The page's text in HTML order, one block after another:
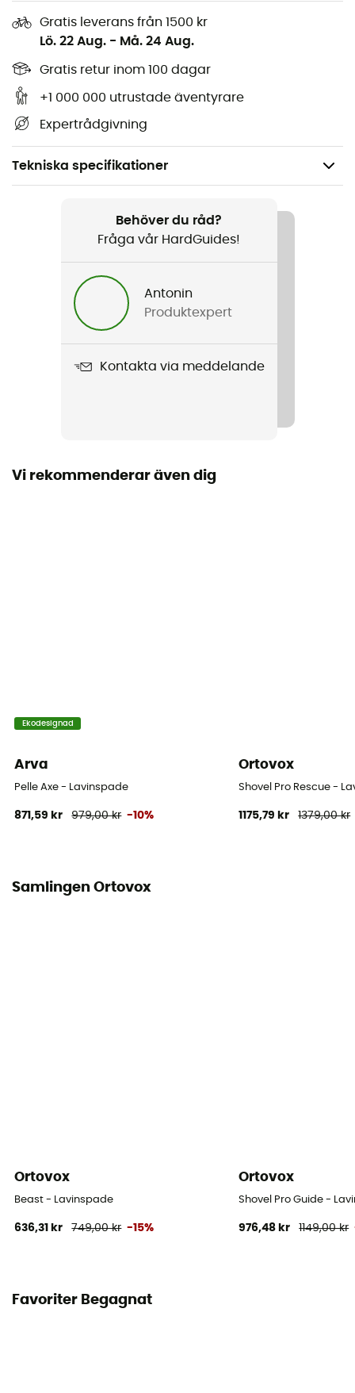
Gratis leverans från 1500 kr
Lö. 22 Aug. - Må. 24 Aug.
Gratis retur inom 100 dagar
+1 000 000 utrustade äventyrare
Expertrådgivning
Tekniska specifikationer
Vandring / Alpin Skidåkning / Touring Skidåkning / Ski
/ Längdskidåkning / Vintersporter
Herr / Dam
Behöver du råd?
Fråga vår HardGuides!
Antonin
Produktexpert
Kontakta via meddelande
Vi rekommenderar även dig
Ekodesignad
Arva
Pelle Axe - Lavinspade
871,59 kr 979,00 kr -10%
Ortovox
Shovel Pro Rescue -
1175,79 kr 1379,00 kr
Samlingen Ortovox
Ortovox
Beast - Lavinspade
636,31 kr 749,00 kr -15%
Ortovox
Shovel Pro Guide -
976,48 kr 1149,00 kr
Favoriter Begagnat